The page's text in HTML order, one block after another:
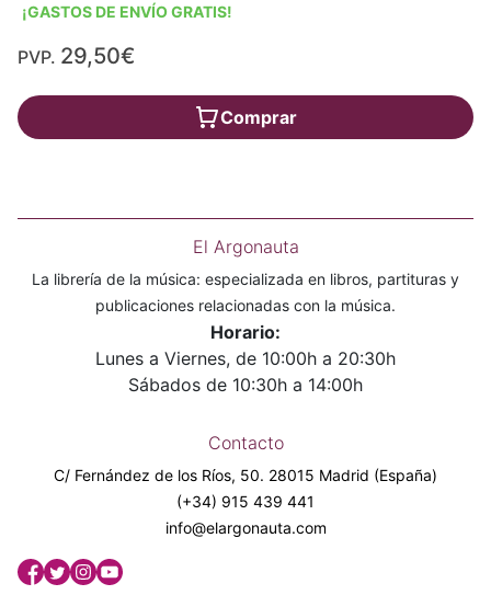
¡GASTOS DE ENVÍO GRATIS!
PVP. 29,50€
Comprar
El Argonauta
La librería de la música: especializada en libros, partituras y
publicaciones relacionadas con la música.
Horario:
Lunes a Viernes, de 10:00h a 20:30h
Sábados de 10:30h a 14:00h
Contacto
C/ Fernández de los Ríos, 50. 28015 Madrid (España)
(+34) 915 439 441
info@elargonauta.com